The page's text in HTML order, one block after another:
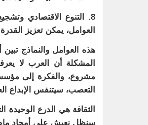
8. التنوع الاقتصادي
العوامل، يمكن تعزيز
هذه العوامل والنماذج
المشكلة أن العرب لا
مشروع، والفكرة إلى
التعصب، سيتنفس الإبداع
الثقافة هي الدرع
سنظل نعيش على أمجاد